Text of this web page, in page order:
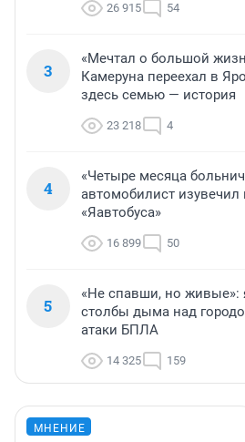
26 915 54
3
«Мечтал о большой
Камеруна переехал в
здесь семью — история
23 218 4
4
«Четыре месяца
автомобилист изувечил
«Яавтобуса»
16 899 50
5
«Не спавши, но живые»:
столбы дыма над
атаки БПЛА
14 325 159
МНЕНИЕ